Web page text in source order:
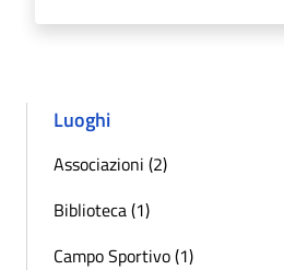
Luoghi
Associazioni (2)
Biblioteca (1)
Campo Sportivo (1)